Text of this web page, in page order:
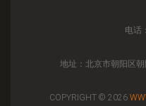
电话
地址：北京市朝阳区
COPYRIGHT © 2026